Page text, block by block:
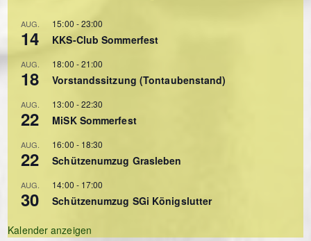
AUG.
14
15:00 -23:00
KKS-Club Sommerfest
AUG.
18
18:00 -21:00
Vorstandssitzung (Tontaubenstand)
AUG.
22
13:00 -22:30
MiSK Sommerfest
AUG.
22
16:00 - 18:30
Schützenumzug Grasleben
AUG.
30
14:00 - 17:00
Schützenumzug SGi Königslutter
Kalender anzeigen